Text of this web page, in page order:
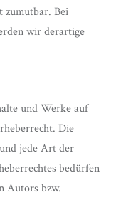
zumutbar. Bei
wir derartige
und Werke auf
Die
jede Art der
bedürfen
Autors bzw.